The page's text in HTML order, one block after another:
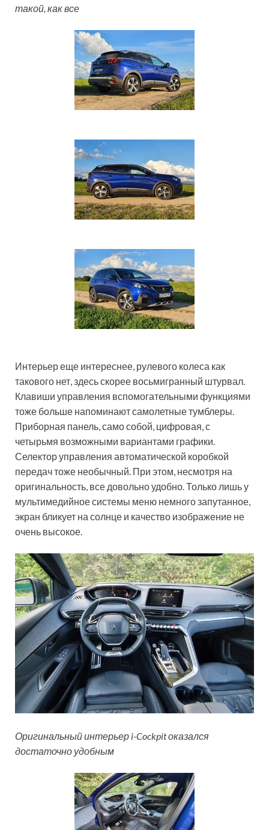
такой, как все
Интерьер еще интереснее, рулевого колеса как
такового нет, здесь скорее восьмигранный штурвал.
Клавиши управления вспомогательными функциями
тоже больше напоминают самолетные тумблеры.
Приборная панель, само собой, цифровая, с
четырьмя возможными вариантами графики.
Селектор управления автоматической коробкой
передач тоже необычный. При этом, несмотря на
оригинальность, все довольно удобно. Только лишь у
мультимедийное системы меню немного запутанное,
экран бликует на солнце и качество изображение не
очень высокое.
Оригинальный интерьер i-Cockpit оказался
достаточно удобным